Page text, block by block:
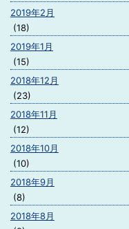
2019年2月
(18)
2019年1月
(15)
2018年12月
(23)
2018年11月
(12)
2018年10月
(10)
2018年9月
(8)
2018年8月